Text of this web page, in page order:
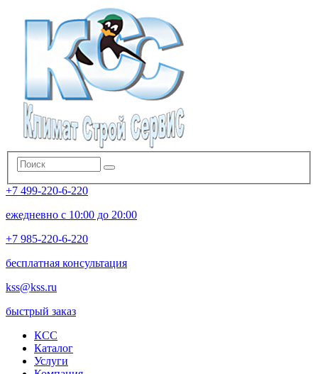
+7 499-220-6-220
ежедневно с 10:00 до 20:00
+7 985-220-6-220
бесплатная консультация
kss@kss.ru
быстрый заказ
КСС
Каталог
Услуги